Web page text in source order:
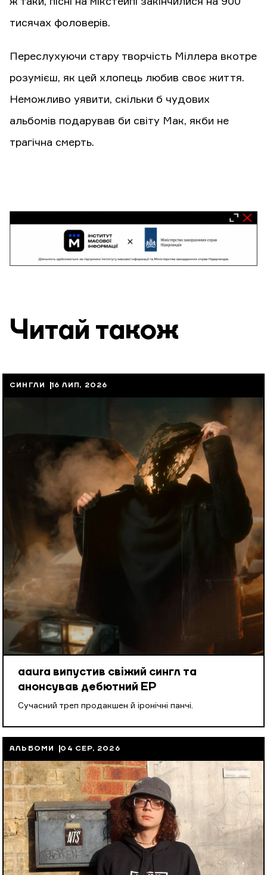
тисячах фоловерів.
Переслухуючи стару творчість Міллера вкотре
розумієш, як цей хлопець любив своє життя.
Неможливо уявити, скільки б чудових
альбомів подарував би світу Мак, якби не
трагічна смерть.
Читай також
СИНГЛИ 16 ЛИП, 2026
aaura випустив свіжий сингл та
анонсував дебютний EP
Cучасний треп продакшен й іронічні панчі.
АЛЬБОМИ 04 СЕР, 2026